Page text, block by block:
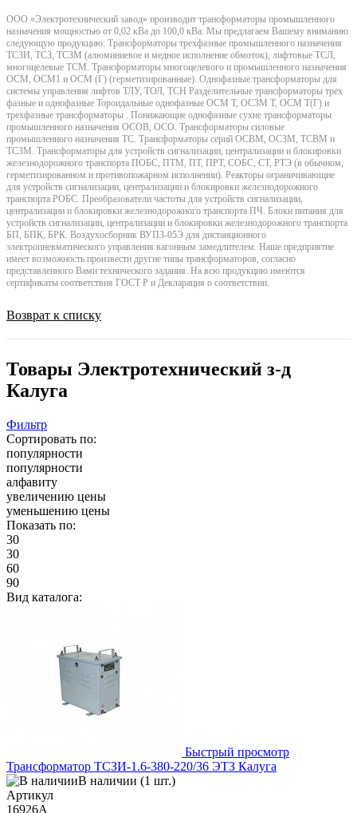
ООО «Электротехнический завод» производит трансформаторы промышленного
назначения мощностью от 0,02 кВа до 100,0 кВа. Мы предлагаем Вашему вниманию
следующую продукцию: Трансформаторы трехфазные промышленного назначения
ТСЗИ, ТСЗ, ТСЗМ (алюминиевое и медное исполнение обмоток), лифтовые ТСЛ,
многоцелевые ТСМ. Трансформаторы многоцелевого и промышленного назначения
ОСМ, ОСМ1 и ОСМ (Г) (герметизированные). Однофазные трансформаторы для
системы управления лифтов ТЛУ, ТОЛ, ТСН Разделительные трансформаторы трех
фазные и однофазные Тороидальные однофазные ОСМ Т, ОСЗМ Т, ОСМ Т(Г) и
трехфазные трансформаторы . Понижающие однофазные сухие трансформаторы
промышленного назначения ОСОВ, ОСО. Трансформаторы силовые
промышленного назначения ТС. Трансформаторы серий ОСВМ, ОСЗМ, ТСВМ и
ТСЗМ. Трансформаторы для устройств сигнализации, централизации и блокировки
железнодорожного транспорта ПОБС, ПТМ, ПТ, ПРТ, СОБС, СТ, РТЭ (в обычном,
герметизированном и противопожарном исполнении). Реакторы ограничивающие
для устройств сигнализации, централизации и блокировки железнодорожного
транспорта РОБС. Преобразователи частоты для устройств сигнализации,
централизации и блокировки железнодорожного транспорта ПЧ. Блоки питания для
устройств сигнализации, централизации и блокировки железнодорожного транспорта
БП, БПК, БРК. Воздухосборник ВУПЗ-05Э для дистанционного
электропневматического управления вагонным замедлителем. Наше предприятие
имеет возможность произвести другие типы трансформаторов, согласно
представленного Вами технического задания. На всю продукцию имеются
сертификаты соответствия ГОСТ Р и Декларация о соответствии.
Возврат к списку
Товары Электротехнический з-д
Калуга
Фильтр
Сортировать по:
популярности
популярности
алфавиту
увеличению цены
уменьшению цены
Показать по:
30
30
60
90
Вид каталога:
Быстрый просмотр
Трансформатор ТСЗИ-1.6-380-220/36 ЭТЗ Калуга
В наличии (1 шт.)
Артикул
16926А